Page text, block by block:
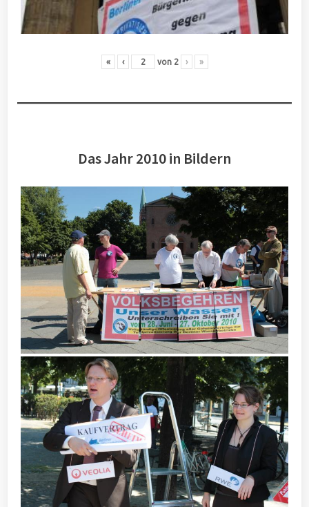
« ‹ von 2 › »
Das Jahr 2010 in Bildern